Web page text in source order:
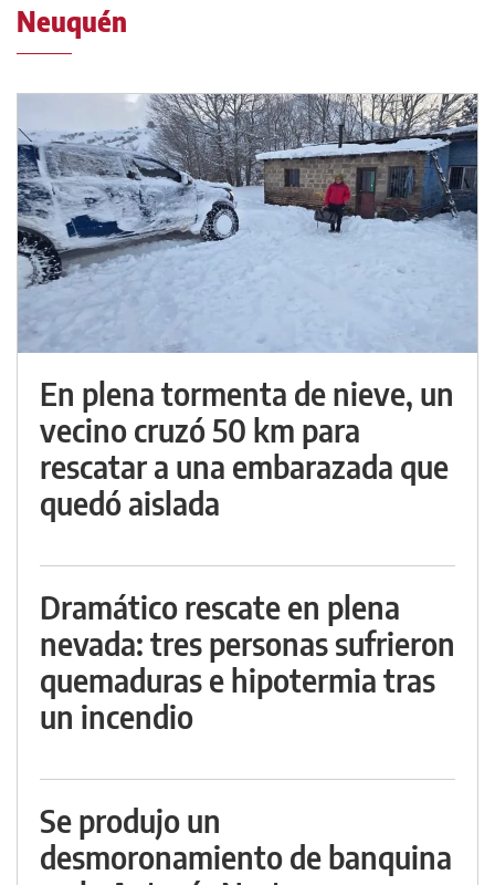
Neuquén
En plena tormenta de nieve, un
vecino cruzó 50 km para
rescatar a una embarazada que
quedó aislada
Dramático rescate en plena
nevada: tres personas sufrieron
quemaduras e hipotermia tras
un incendio
Se produjo un
desmoronamiento de banquina